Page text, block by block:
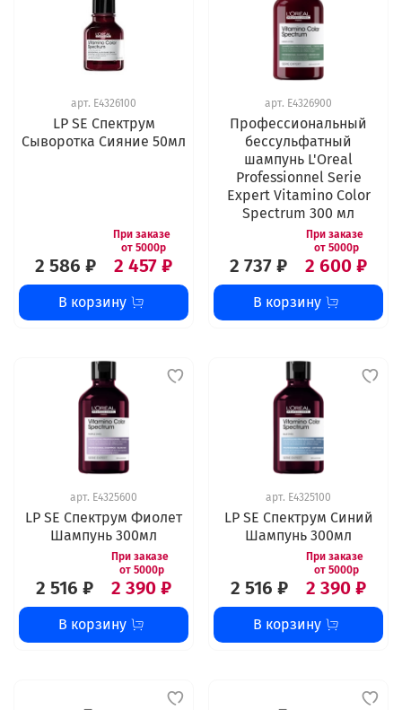
арт. E4326100
LP SE Спектрум
Сыворотка Сияние 50мл
2 586 ₽ 2 457 ₽
В корзину
арт. E4326900
Профессиональный
бессульфатный
шампунь L'Oreal
Professionnel Serie
Expert Vitamino Color
Spectrum 300 мл
2 737 ₽ 2 600 ₽
В корзину
арт. E4325600
LP SE Спектрум Фиолет
Шампунь 300мл
2 516 ₽ 2 390 ₽
В корзину
арт. E4325100
LP SE Спектрум Синий
Шампунь 300мл
2 516 ₽ 2 390 ₽
В корзину